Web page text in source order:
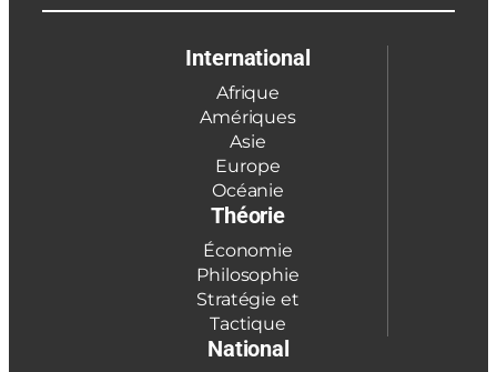
International
Afrique
Amériques
Asie
Europe
Océanie
Théorie
Économie
Philosophie
Stratégie et
Tactique
National